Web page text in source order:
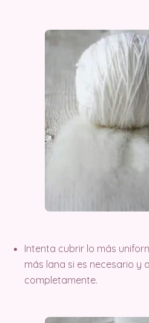
Intenta cubrir lo más
más lana si es necesario y
completamente.